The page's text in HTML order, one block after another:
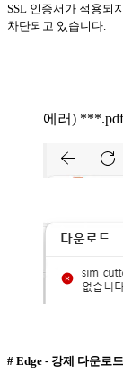
SSL 인증서가 적용되
차단되고 있습니다.
에러)
# Edge - 강제 다운로